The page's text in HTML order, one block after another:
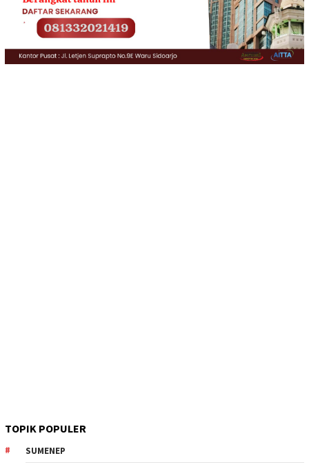
TOPIK POPULER
SUMENEP